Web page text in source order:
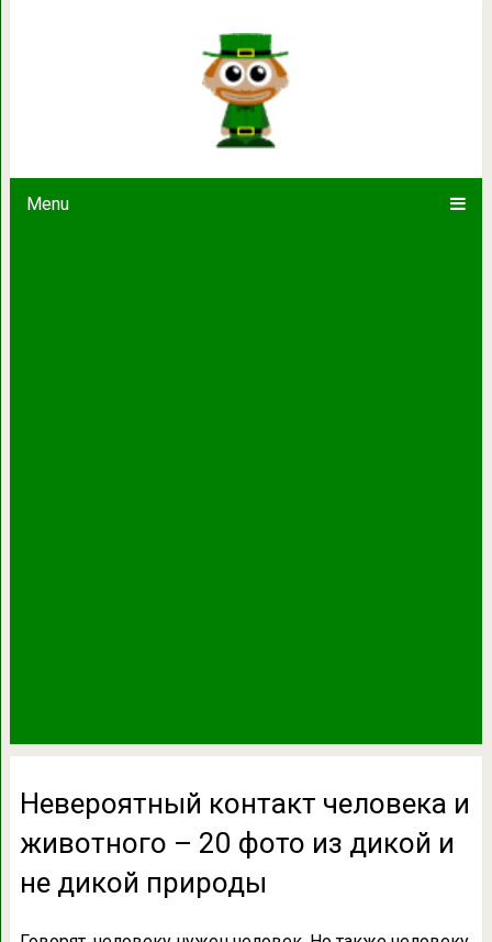
Menu
Невероятный контакт человека и
Невероятный контакт человека и
животного – 20 фото из дикой и
не дикой природы